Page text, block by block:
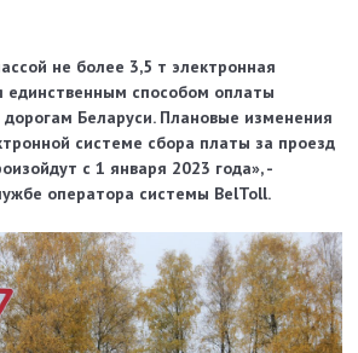
не более 3,5 т электронная
единственным способом оплаты
Беларуси. Плановые изменения
системе сбора платы за проезд
с 1 января 2023 года», -
оператора системы BelToll.